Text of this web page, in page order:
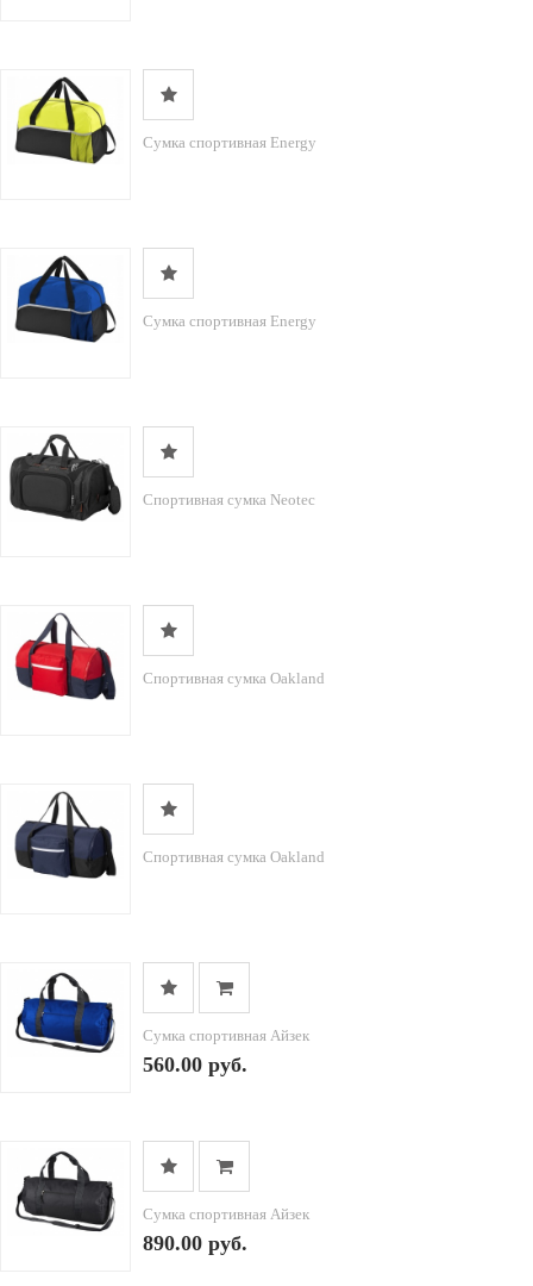
Сумка спортивная Energy
Сумка спортивная Energy
Спортивная сумка Neotec
Спортивная сумка Oakland
Спортивная сумка Oakland
Сумка спортивная Айзек
560.00 руб.
Сумка спортивная Айзек
890.00 руб.